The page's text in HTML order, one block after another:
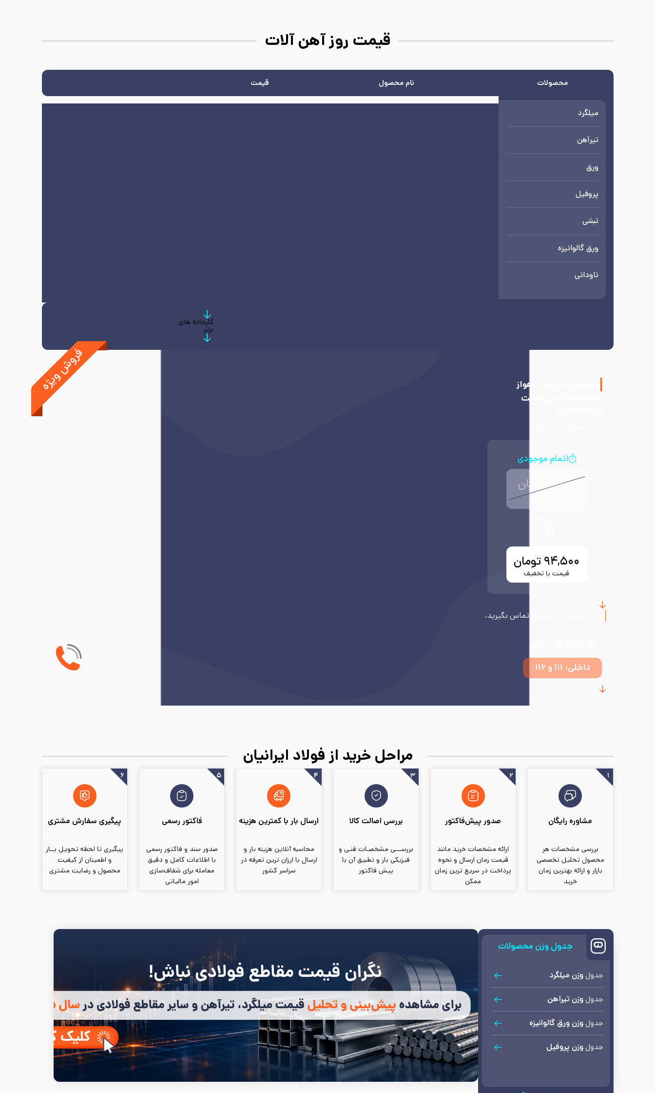
قیمت روز آهن آلات
محصولات نام محصول قیمت
میلگرد
تیرآهن
ورق
پروفیل
نبشی
ورق گالوانیزه
ناودانی
کارخانه های
برتر
ورق سیاه اکسین اهواز
ضخامت 25 میل شیت
اتمام موجودی
۹۷,۱۰۰ تومان
۹۴,۵۰۰ تومان
قیمت با تخفیف
برای سفارش یا مشاوره تماس بگیرید.
داخلی: ۱۱۱ و ۱۱۶
مراحل خرید از فولاد ایرانیان
۱
مشاوره رایگان
بررسی مشخصات هر
محصول تحلیل تخصصی
بازار و ارائه بهترین زمان
خرید
۲
صدور پیش‌فاکتور
ارائه مشخصات خرید مانند
قیمت زمان ارسال و نحوه
پرداخت در سریع ترین زمان
ممکن
۳
بررسی اصالت کالا
بررســـی مشخصـات فنـی و
فیزیکی بار و تطبیق آن با
پیش فاکتور
۴
ارسال بار با کمترین هزینه
محاسبه آنلاین هزینه بار و
ارسال با ارزان ترین تعرفه در
سراسر کشور
۵
فاکتور رسمی
صدور سند و فاکتور رسمی
با اطلاعات کامل و دقیق
معامله برای شفاف‌سازی
امور مالیاتی
۶
پیگیری سفارش مشتری
پیگیری تا لحظه تحویل بــار
و اطمینان از کیفیت
محصول و رضایت مشتری
جدول وزن محصولات
جدولوزن میلگرد
جدولوزن تیرآهن
جدولوزن ورق گالوانیزه
جدولوزن پروفیل